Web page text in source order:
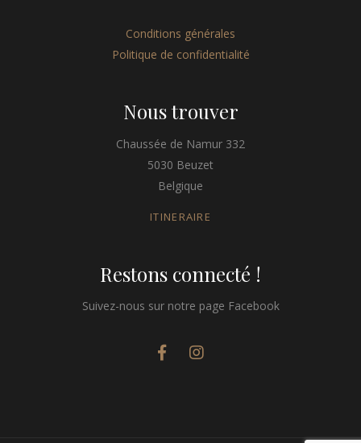
Conditions générales
Politique de confidentialité
Nous trouver
Chaussée de Namur 332
5030 Beuzet
Belgique
ITINERAIRE
Restons connecté !
Suivez-nous sur notre page Facebook